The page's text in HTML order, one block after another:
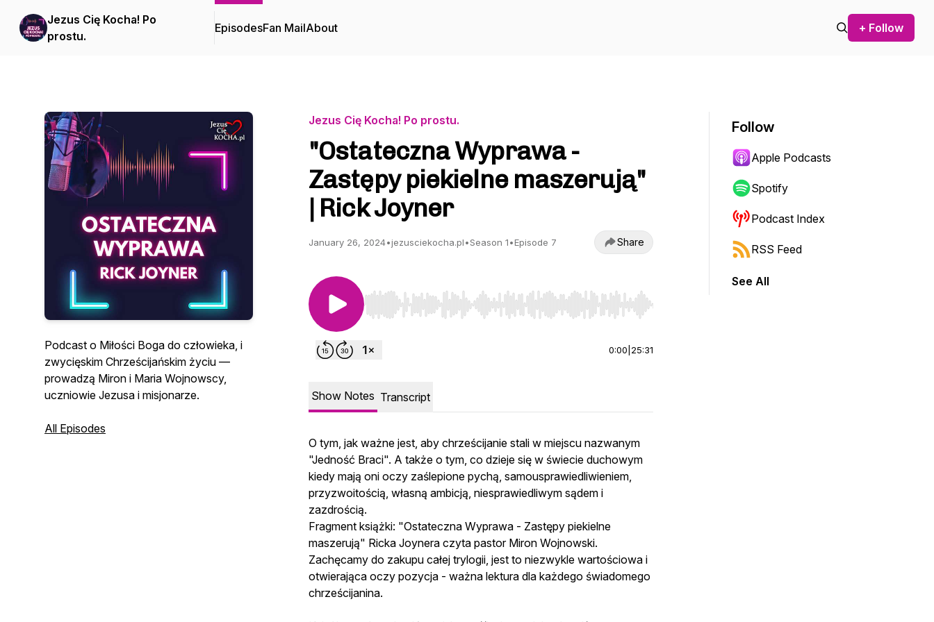
Jezus Cię Kocha! Po
prostu.
EpisodesFan MailAbout + Follow
Podcast o Miłości Boga do człowieka, i
zwycięskim Chrześcijańskim życiu —
prowadzą Miron i Maria Wojnowscy,
uczniowie Jezusa i misjonarze.
All Episodes
Jezus Cię Kocha! Po prostu.
"Ostateczna Wyprawa -
Zastępy piekielne maszerują"
| Rick Joyner
January 26, 2024•jezusciekocha.pl•Season 1•Episode 7 Share
Use Left/Right to seek, Home/End to jump to start or end. Hold shift to jump forward or backward.
0:00 25:31
Show Notes Transcript
O tym, jak ważne jest, aby chrześcijanie stali w miejscu nazwanym
"Jedność Braci". A także o tym, co dzieje się w świecie duchowym
kiedy mają oni oczy zaślepione pychą, samousprawiedliwieniem,
przyzwoitością, własną ambicją, niesprawiedliwym sądem i
zazdrością.
Fragment książki: "Ostateczna Wyprawa - Zastępy piekielne
maszerują" Ricka Joynera czyta pastor Miron Wojnowski.
Zachęcamy do zakupu całej trylogii, jest to niezwykle wartościowa i
otwierająca oczy pozycja - ważna lektura dla każdego świadomego
chrześcijanina.
Follow
Apple Podcasts
Spotify
Podcast Index
RSS Feed
See All